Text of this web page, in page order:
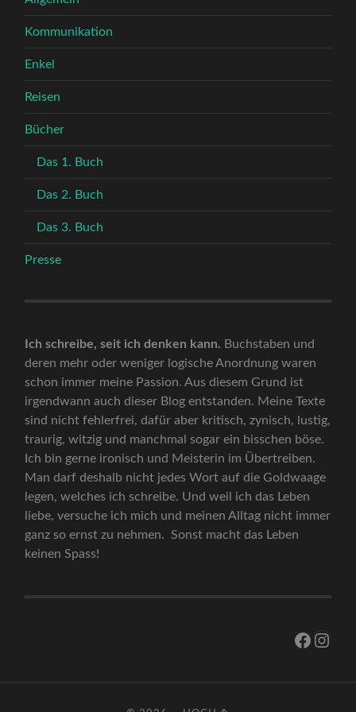
Kommunikation
Enkel
Reisen
Bücher
Das 1. Buch
Das 2. Buch
Das 3. Buch
Presse
Ich schreibe, seit ich denken kann. Buchstaben und
deren mehr oder weniger logische Anordnung waren
schon immer meine Passion. Aus diesem Grund ist
irgendwann auch dieser Blog entstanden. Meine Texte
sind nicht fehlerfrei, dafür aber kritisch, zynisch, lustig,
traurig, witzig und manchmal sogar ein bisschen böse.
Ich bin gerne ironisch und Meisterin im Übertreiben.
Man darf deshalb nicht jedes Wort auf die Goldwaage
legen, welches ich schreibe. Und weil ich das Leben
liebe, versuche ich mich und meinen Alltag nicht immer
ganz so ernst zu nehmen. Sonst macht das Leben
keinen Spass!